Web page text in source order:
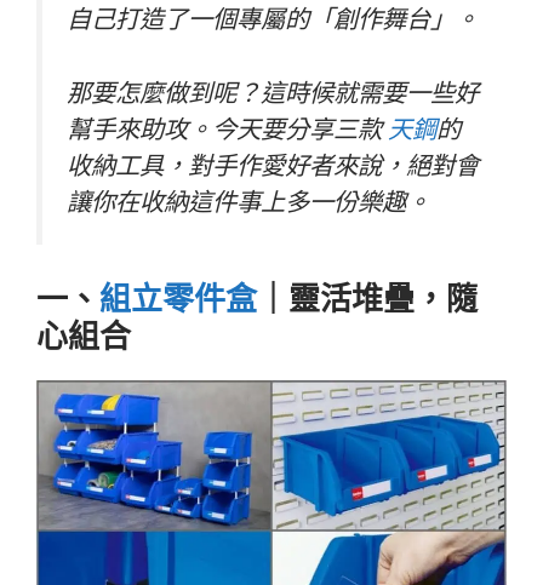
自己打造了一個專屬的「創作舞台」。
那要怎麼做到呢？這時候就需要一些好
幫手來助攻。今天要分享三款 天鋼的
收納工具，對手作愛好者來說，絕對會
讓你在收納這件事上多一份樂趣。
一、 組立零件盒｜靈活堆疊，隨
心組合